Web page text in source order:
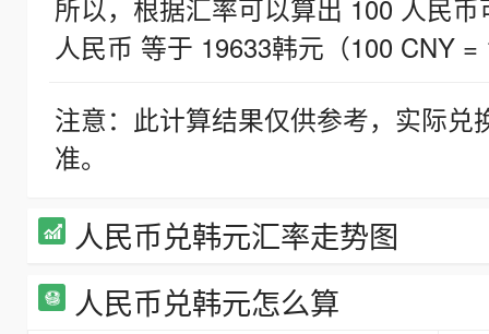
所以，根据汇率可以算出 100 人民
人民币 等于 19633韩元（100 CNY =
注意：此计算结果仅供参考，实际
准。
人民币兑韩元汇率走势图
人民币兑韩元怎么算